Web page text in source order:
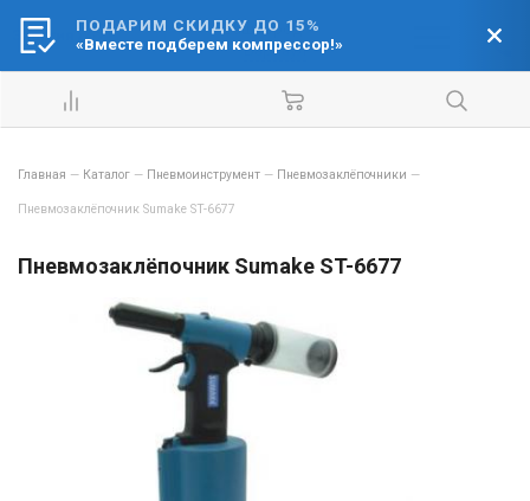
Ваш город:
Барнаул
Главная — Каталог — Пневмоинструмент — Пневмозаклёпочники —
Пневмозаклёпочник Sumake ST-6677
Пневмозаклёпочник Sumake ST-6677
ПОДАРИМ СКИДКУ ДО 15%
«Вместе подберем компрессор!»